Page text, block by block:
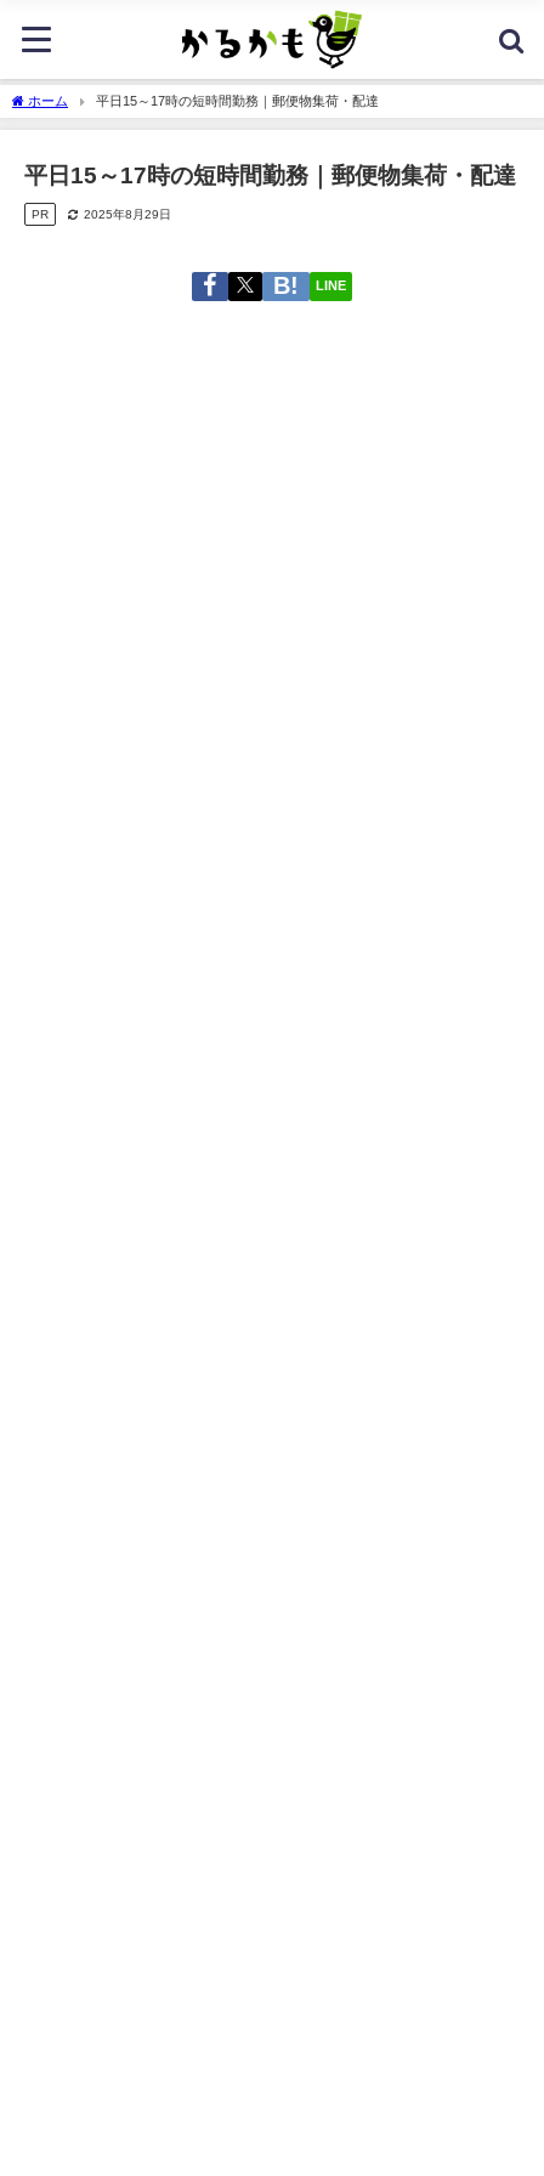
ホーム 平日15～17時の短時間勤務｜郵便物集荷・配達
平日15～17時の短時間勤務｜郵便物集荷・配達
PR 2025年8月29日
LINE